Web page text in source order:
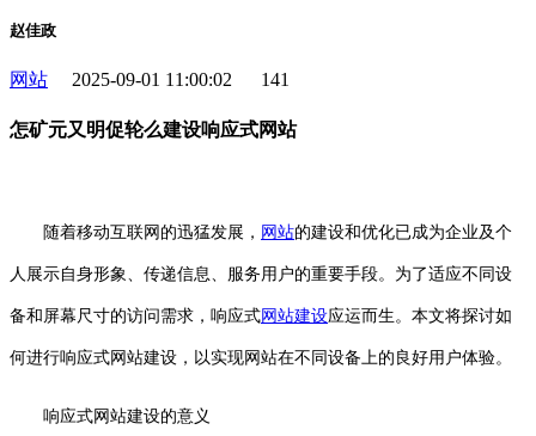
赵佳政
网站 2025-09-01 11:00:02 141
怎矿元又明促轮么建设响应式网站
随着移动互联网的迅猛发展， 网站的建设和优化已成为企业及个
人展示自身形象、传递信息、服务用户的重要手段。为了适应不同设
备和屏幕尺寸的访问需求，响应式网站建设应运而生。本文将探讨如
何进行响应式网站建设，以实现网站在不同设备上的良好用户体验。
响应式网站建设的意义